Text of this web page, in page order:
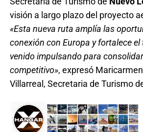
visión a largo plazo del proyecto
«Esta nueva ruta amplía las
conexión con Europa y fortalece
venido impulsando para
competitivo», expresó
Villarreal, Secretaria de Turismo